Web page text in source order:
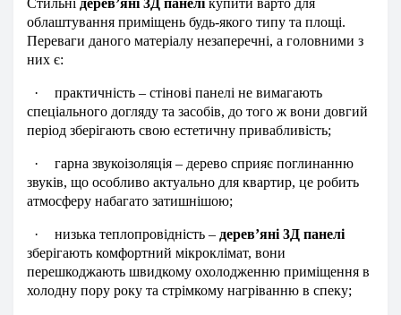
Стильні дерев’яні 3Д панелікупити варто для
облаштування приміщень будь-якого типу та площі.
Переваги даного матеріалу незаперечні, а головними з
них є:
·
практичність – стінові панелі не вимагають
спеціального догляду та засобів, до того ж вони довгий
період зберігають свою естетичну привабливість;
·
гарна звукоізоляція – дерево сприяє поглинанню
звуків, що особливо актуально для квартир, це робить
атмосферу набагато затишнішою;
· низька теплопровідність – дерев’яні 3Д панелі
зберігають комфортний мікроклімат, вони
перешкоджають швидкому охолодженню приміщення в
холодну пору року та стрімкому нагріванню в спеку;